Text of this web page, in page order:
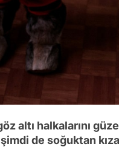
altı halkalarını
de soğuktan